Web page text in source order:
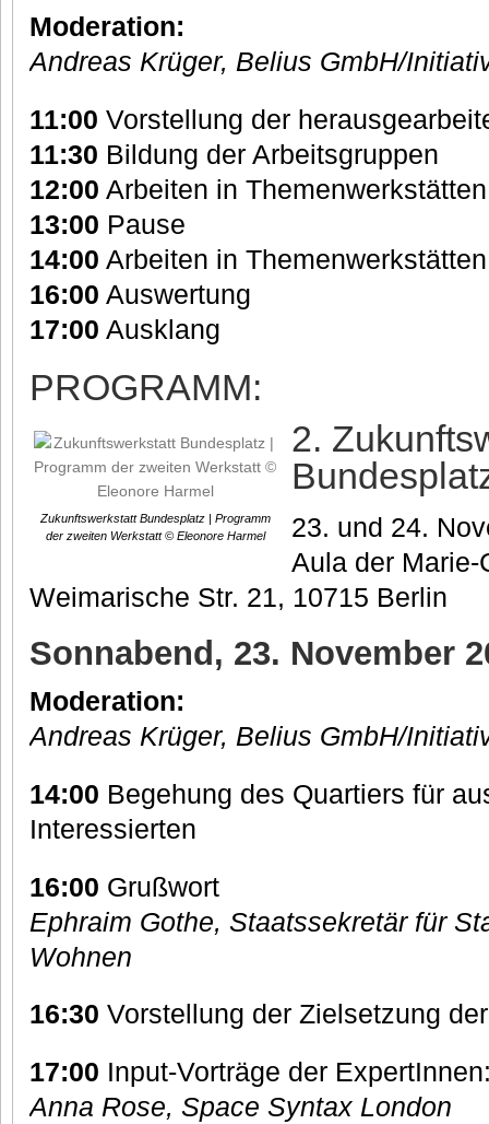
Moderation:
Andreas Krüger, Belius GmbH/
11:00 Vorstellung der
11:30 Bildung der Arbeitsgruppen
12:00 Arbeiten in Themenwerkstätten
13:00 Pause
14:00 Arbeiten in Themenwerkstätten
16:00 Auswertung
17:00 Ausklang
PROGRAMM:
Zukunftswerkstatt Bundesplatz | Programm
der zweiten Werkstatt © Eleonore Harmel
2.
23. und 24.
Aula der
Weimarische Str. 21, 10715 Berlin
Sonnabend, 23. November
Moderation:
Andreas Krüger, Belius GmbH/
14:00 Begehung des Quartiers für
Interessierten
16:00 Grußwort
Ephraim Gothe, Staatssekretär für
Wohnen
16:30 Vorstellung der Zielsetzung
17:00 Input-Vorträge der
Anna Rose, Space Syntax London